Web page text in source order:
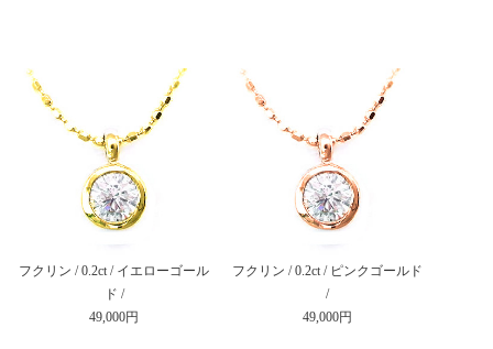
フクリン / 0.2ct / イエローゴール
ド /
49,000円
フクリン / 0.2ct / ピンクゴールド
/
49,000円